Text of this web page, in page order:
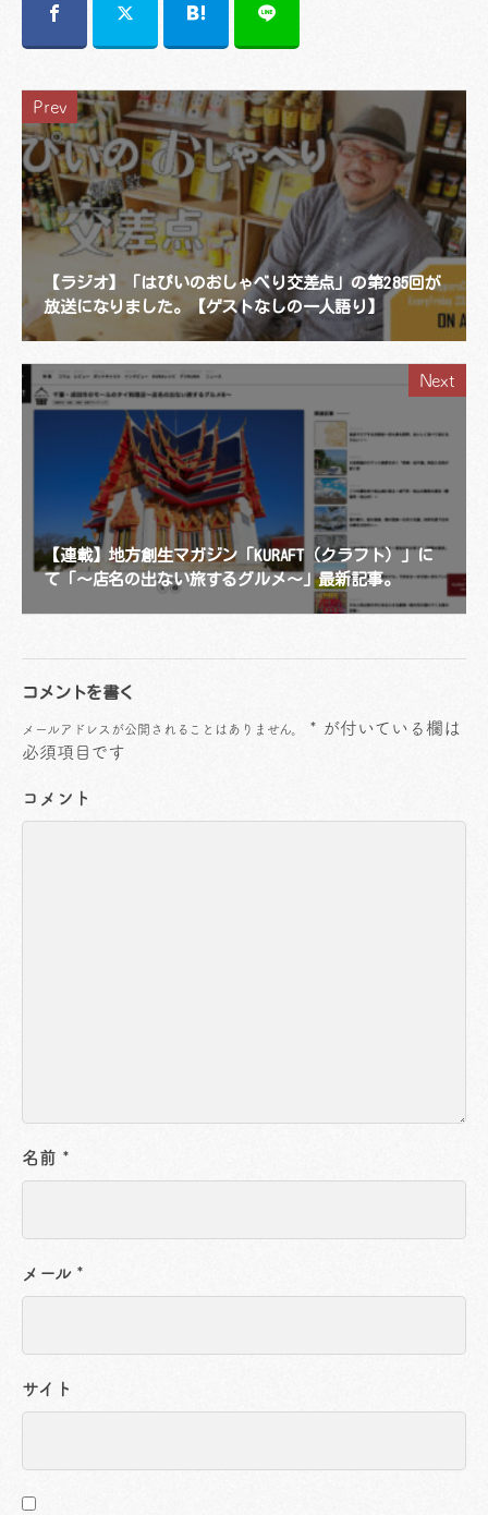
Prev
【ラジオ】「はぴいのおしゃべり交差点」の第285回が
放送になりました。【ゲストなしの一人語り】
Next
【連載】地方創生マガジン「KURAFT（クラフト）」に
て「〜店名の出ない旅するグルメ〜」最新記事。
コメントを書く
メールアドレスが公開されることはありません。 * が付いている欄は
必須項目です
コメント
名前 *
メール *
サイト